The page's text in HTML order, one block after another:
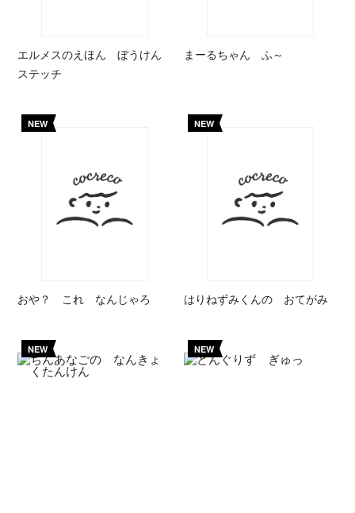
エルメスのえほん ぼうけん
ステッチ
まーるちゃん ふ～
NEW
おや？ これ なんじゃろ
NEW
はりねずみくんの おてがみ
NEW NEW